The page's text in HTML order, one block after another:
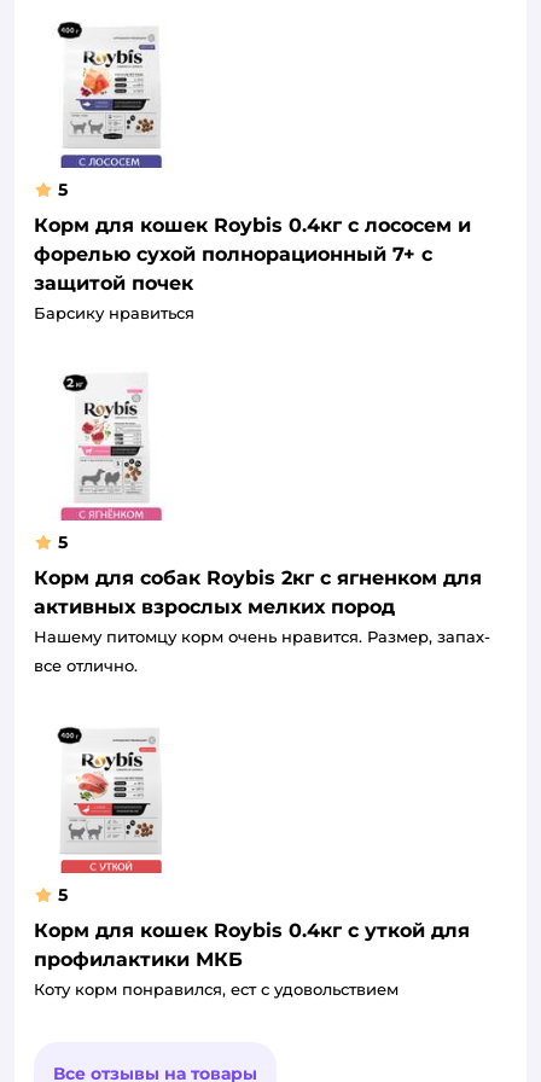
5
Корм для кошек Roybis 0.4кг с лососем и
форелью сухой полнорационный 7+ с
защитой почек
Барсику нравиться
5
Корм для собак Roybis 2кг с ягненком для
активных взрослых мелких пород
Нашему питомцу корм очень нравится. Размер, запах-
все отлично.
5
Корм для кошек Roybis 0.4кг с уткой для
профилактики МКБ
Коту корм понравился, ест с удовольствием
Все отзывы на товары